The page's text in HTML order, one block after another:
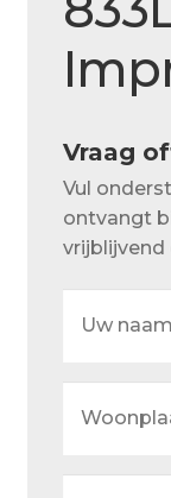
Over ons
Privacy
Retouren –
Showroom
Vraag
Vul
ontvangt
vrijblijvend
naam